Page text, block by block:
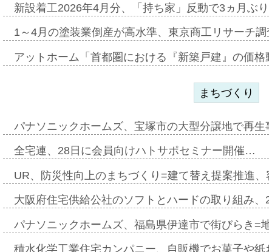
新設着工2026年4月分、「持ち家」反動で3ヵ月ぶ
1～4月の塗装業倒産が高水準、東京商工リサーチ
アットホーム「首都圏における『新築戸建』の価
まちづくり
パナソニックホームズ、宝塚市の大型分譲地で再
全宅連、28日に会員向けハトサポセミナー開催…
UR、防災性向上のまちづくり=建て替え提案推進
大阪府住宅供給公社のソフトとハードの取り組み
パナソニックホームズ、福島県伊達市で街びらき=
積水化学工業住宅カンパニー、自販機でお菓子や